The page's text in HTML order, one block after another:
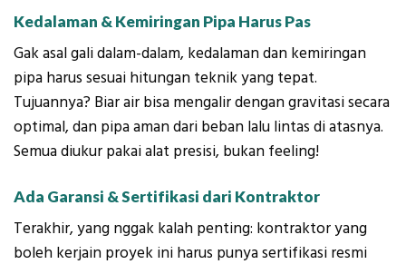
Kedalaman & Kemiringan Pipa Harus Pas
Gak asal gali dalam-dalam, kedalaman dan kemiringan
pipa harus sesuai hitungan teknik yang tepat.
Tujuannya? Biar air bisa mengalir dengan gravitasi secara
optimal, dan pipa aman dari beban lalu lintas di atasnya.
Semua diukur pakai alat presisi, bukan feeling!
Ada Garansi & Sertifikasi dari Kontraktor
Terakhir, yang nggak kalah penting: kontraktor yang
boleh kerjain proyek ini harus punya sertifikasi resmi